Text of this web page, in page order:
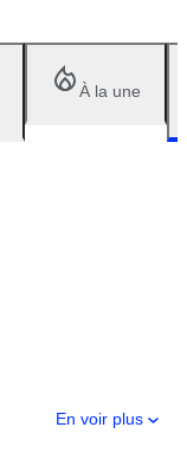
À la une
En voir plus